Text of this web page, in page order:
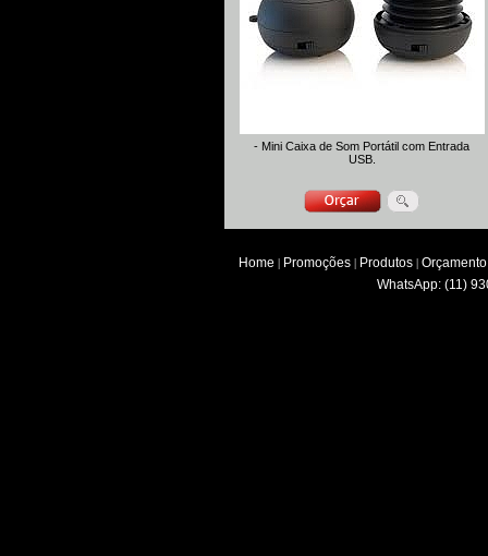
- Mini Caixa de Som Portátil com Entrada
USB.
Home | Promoções | Produtos | Orçamento
WhatsApp: (11)